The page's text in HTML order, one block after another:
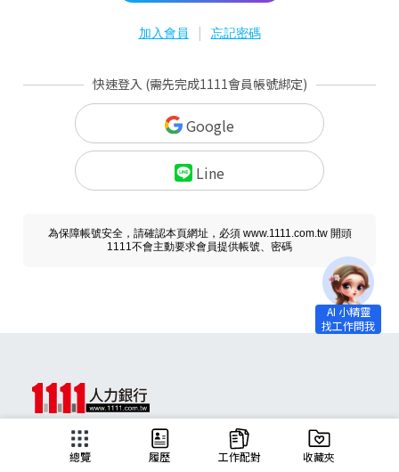
加入會員 | 忘記密碼
快速登入 (需先完成1111會員帳號綁定)
Google
Line
為保障帳號安全，請確認本頁網址，必須 www.1111.com.tw 開頭
1111不會主動要求會員提供帳號、密碼
總覽 履歷 工作配對 收藏夾